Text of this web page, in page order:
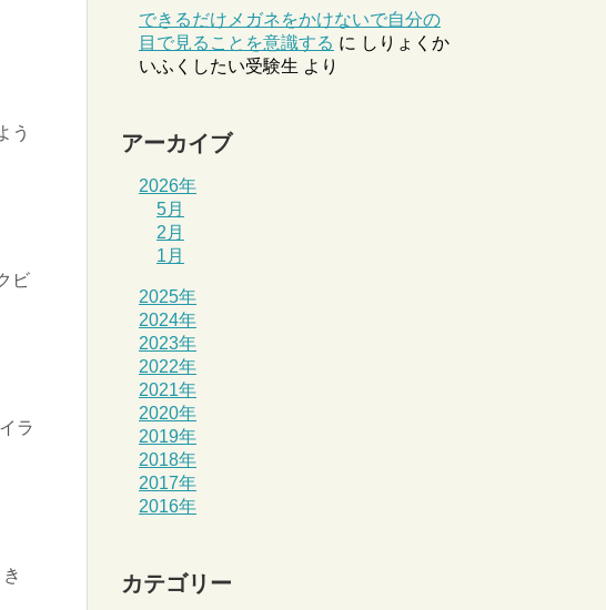
う
ビ
ラ
できるだけメガネをかけないで自分の
目で見ることを意識する に しりょくか
いふくしたい受験生 より
アーカイブ
2026年
5月
2月
1月
2025年
2024年
2023年
2022年
2021年
2020年
2019年
2018年
2017年
2016年
カテゴリー